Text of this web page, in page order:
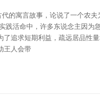
代的寓言故事，论说了一个农
践活命中，许多东说念主因为
了追求短期利益，疏远居品性
王人会带